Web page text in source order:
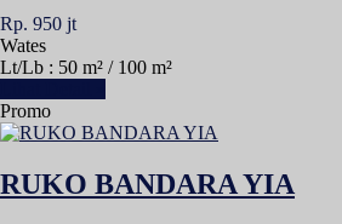
Rp. 950 jt
Wates
Lt/Lb : 50 m² / 100 m²
Promo
RUKO BANDARA YIA